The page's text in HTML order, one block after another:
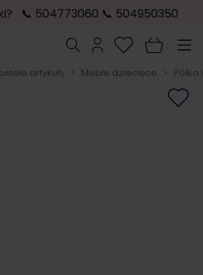
📞 504773060 📞 504950350
Szukaj
artykuły > Meble dziecięce > Półka